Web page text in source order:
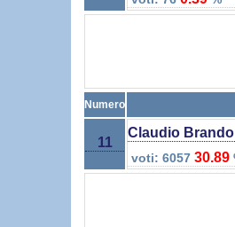
Numero
11
Claudio
voti: 6057 30.89